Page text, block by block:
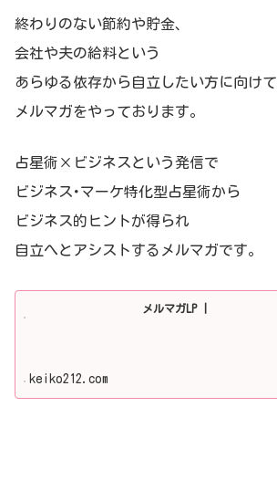
終わりのない節約や貯金、
会社や夫の給料という
あらゆる依存から自立したい方に向けて
メルマガをやっております。
占星術×ビジネスという発信で
ビジネス･マーケ特化型占星術から
ビジネス的ヒントが得られ
自立へとアシストするメルマガです。
メルマガLP |
keiko212.com